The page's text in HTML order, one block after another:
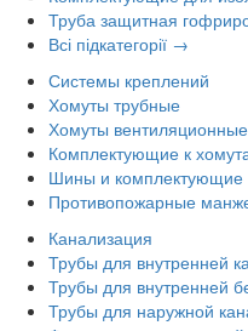
Труба защитная
Всі підкатегорії →
Системы креплений
Хомуты трубные
Хомуты вентиляционные
Комплектующие к
Шины и комплектующие
Противопожарные
Канализация
Трубы для внутренней
Трубы для внутренней
Трубы для наружной